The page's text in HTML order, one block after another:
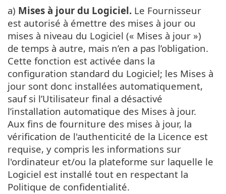
a) Mises à jour du Logiciel. Le Fournisseur
est autorisé à émettre des mises à jour ou
mises à niveau du Logiciel (« Mises à jour »)
de temps à autre, mais n’en a pas l’obligation.
Cette fonction est activée dans la
configuration standard du Logiciel; les Mises à
jour sont donc installées automatiquement,
sauf si l’Utilisateur final a désactivé
l’installation automatique des Mises à jour.
Aux fins de fourniture des mises à jour, la
vérification de l'authenticité de la Licence est
requise, y compris les informations sur
l'ordinateur et/ou la plateforme sur laquelle le
Logiciel est installé tout en respectant la
Politique de confidentialité.